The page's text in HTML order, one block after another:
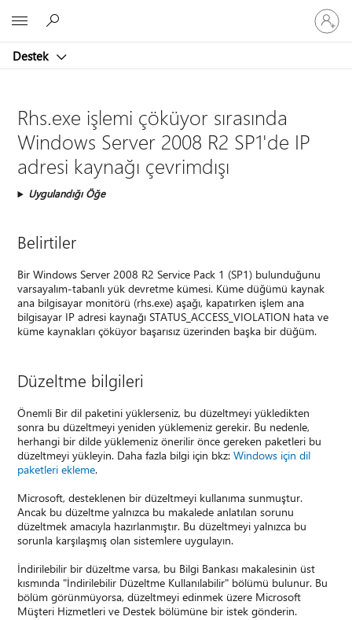
Destek
oturum
açın
Rhs.exe işlemi çöküyor sırasında
Windows Server 2008 R2 SP1'de IP
adresi kaynağı çevrimdışı
Uygulandığı Öğe
Belirtiler
Bir Windows Server 2008 R2 Service Pack 1 (SP1) bulunduğunu
varsayalım-tabanlı yük devretme kümesi. Küme düğümü kaynak
ana bilgisayar monitörü (rhs.exe) aşağı, kapatırken işlem ana
bilgisayar IP adresi kaynağı STATUS_ACCESS_VIOLATION hata ve
küme kaynakları çöküyor başarısız üzerinden başka bir düğüm.
Düzeltme bilgileri
Önemli Bir dil paketini yüklerseniz, bu düzeltmeyi yükledikten
sonra bu düzeltmeyi yeniden yüklemeniz gerekir. Bu nedenle,
herhangi bir dilde yüklemeniz önerilir önce gereken paketleri bu
düzeltmeyi yükleyin. Daha fazla bilgi için bkz:Windows için dil
paketleri ekleme.
Microsoft, desteklenen bir düzeltmeyi kullanıma sunmuştur.
Ancak bu düzeltme yalnızca bu makalede anlatılan sorunu
düzeltmek amacıyla hazırlanmıştır. Bu düzeltmeyi yalnızca bu
sorunla karşılaşmış olan sistemlere uygulayın.
İndirilebilir bir düzeltme varsa, bu Bilgi Bankası makalesinin üst
kısmında "İndirilebilir Düzeltme Kullanılabilir" bölümü bulunur. Bu
bölüm görünmüyorsa, düzeltmeyi edinmek üzere Microsoft
Müşteri Hizmetleri ve Destek bölümüne bir istek gönderin.